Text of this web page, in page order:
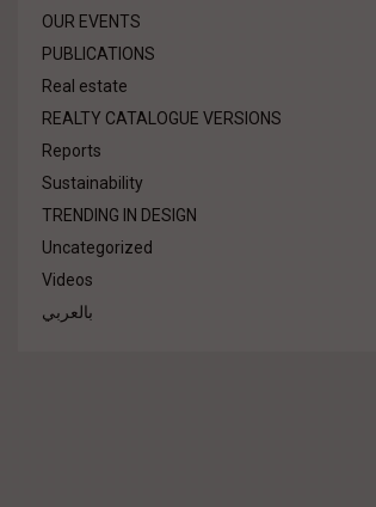
OUR EVENTS
PUBLICATIONS
Real estate
REALTY CATALOGUE VERSIONS
Reports
Sustainability
TRENDING IN DESIGN
Uncategorized
Videos
بالعربي